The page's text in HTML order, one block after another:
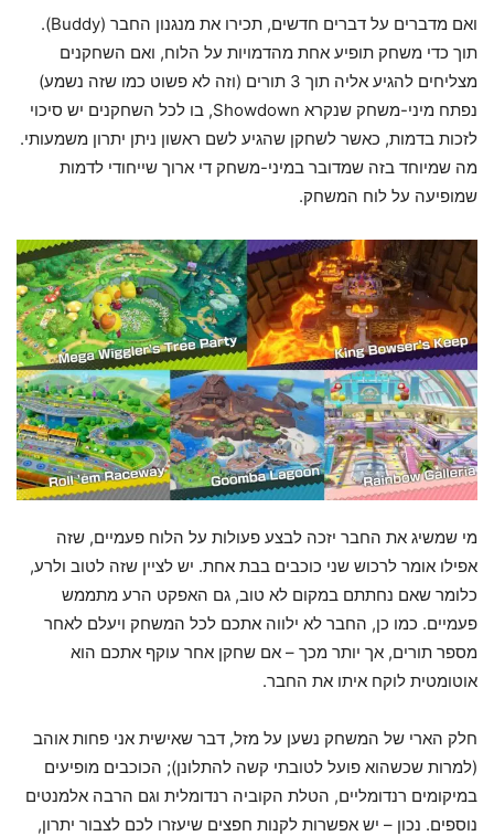
ואם מדברים על דברים חדשים, תכירו את מנגנון החבר (Buddy).
תוך כדי משחק תופיע אחת מהדמויות על הלוח, ואם השחקנים
מצליחים להגיע אליה תוך 3 תורים (וזה לא פשוט כמו שזה נשמע)
נפתח מיני-משחק שנקרא Showdown, בו לכל השחקנים יש סיכוי
לזכות בדמות, כאשר לשחקן שהגיע לשם ראשון ניתן יתרון משמעותי.
מה שמיוחד בזה שמדובר במיני-משחק די ארוך שייחודי לדמות
שמופיעה על לוח המשחק.
מי שמשיג את החבר יזכה לבצע פעולות על הלוח פעמיים, שזה
אפילו אומר לרכוש שני כוכבים בבת אחת. יש לציין שזה לטוב ולרע,
כלומר שאם נחתתם במקום לא טוב, גם האפקט הרע מתממש
פעמיים. כמו כן, החבר לא ילווה אתכם לכל המשחק ויעלם לאחר
מספר תורים, אך יותר מכך – אם שחקן אחר עוקף אתכם הוא
אוטומטית לוקח איתו את החבר.
חלק הארי של המשחק נשען על מזל, דבר שאישית אני פחות אוהב
(למרות שכשהוא פועל לטובתי קשה להתלונן); הכוכבים מופיעים
במיקומים רנדומליים, הטלת הקוביה רנדומלית וגם הרבה אלמנטים
נוספים. נכון – יש אפשרות לקנות חפצים שיעזרו לכם לצבור יתרון,